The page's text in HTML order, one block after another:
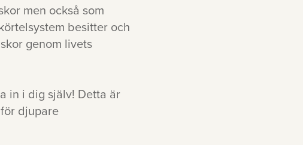
men också som
besitter och
genom livets
in i dig själv! Detta är
djupare